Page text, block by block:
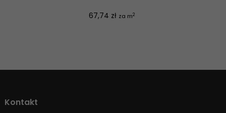
Cena
67,74 zł za m2
Kontakt